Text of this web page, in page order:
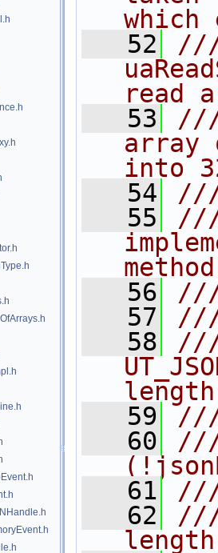
which
   52
///
read
   53
///
array
into
   54
   55
///
   56
///
   57
   58
   59
   60
   61
   62